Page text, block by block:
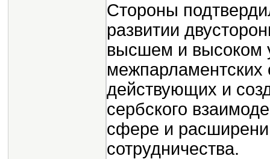
Стороны
развитии
высшем и высоком
межпарламентских
действующих и
сербского
сфере и
сотрудничества.